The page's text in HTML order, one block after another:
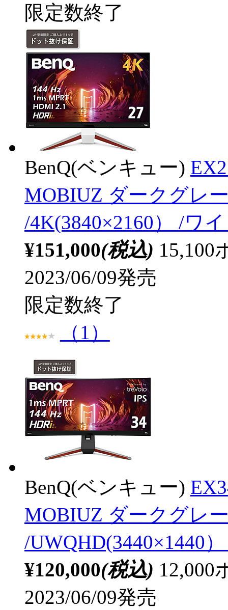
限定数終了
BenQ(ベンキュー)
MOBIUZ ダークグレ
/4K(3840×2160） /ワ
¥151,000(税込) 15,100
2023/06/09発売
限定数終了
（1）
BenQ(ベンキュー)
MOBIUZ ダークグレ
/UWQHD(3440×1440
¥120,000(税込) 12,000
2023/06/09発売